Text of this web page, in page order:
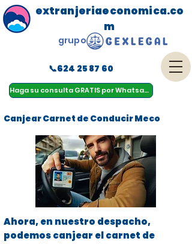
Haga su consulta GRATIS por Whatsapp
menu
extranjeriaeconomica.co
m
📞624 25 87 60
grupo
Canjear Carnet de Conducir Meco
Ahora, en nuestro despacho,
podemos canjear el carnet de